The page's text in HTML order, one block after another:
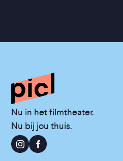
Nu in het filmtheater.
Nu bij jou thuis.